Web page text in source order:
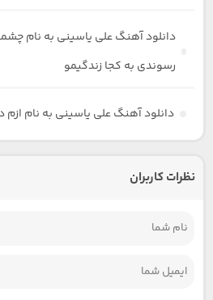
دانلود آهنگ علی یاسینی به نام
رسوندی به کجا زندگیمو
دانلود آهنگ علی یاسینی به نام
نظرات کاربران